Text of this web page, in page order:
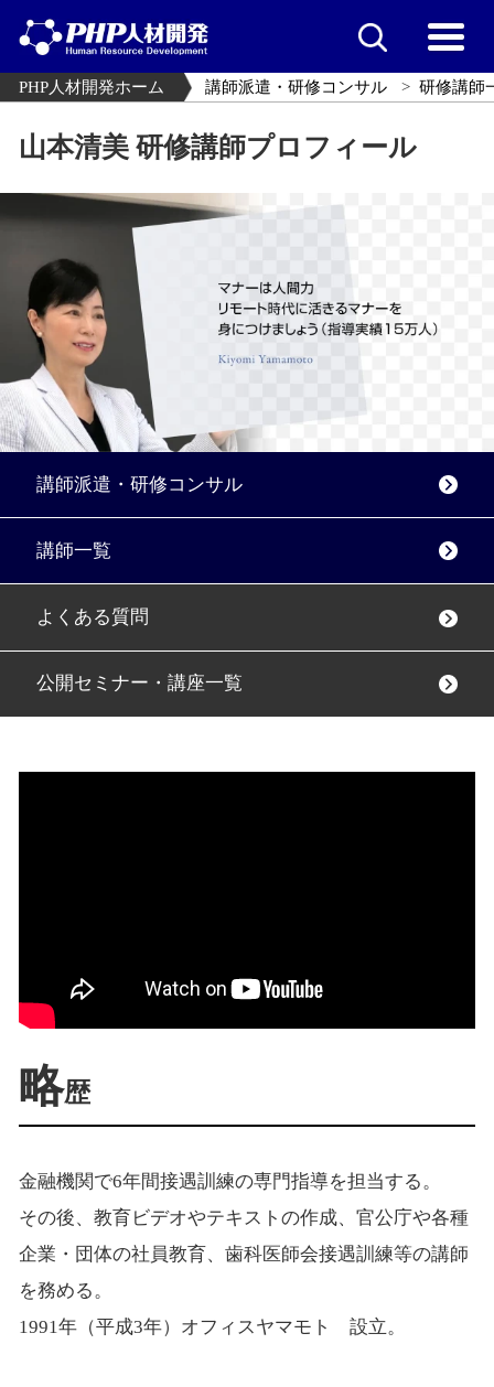
PHP人材開発ホーム 講師派遣・研修コンサル 研修講師
山本清美 研修講師プロフィール
講師派遣・研修コンサル
講師一覧
よくある質問
公開セミナー・講座一覧
略歴
金融機関で6年間接遇訓練の専門指導を担当する。
その後、教育ビデオやテキストの作成、官公庁や各種
企業・団体の社員教育、歯科医師会接遇訓練等の講師
を務める。
1991年（平成3年）オフィスヤマモト 設立。